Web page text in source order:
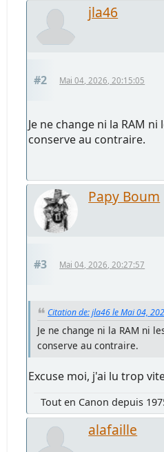
jla46
#2 Mai 04, 2026, 20:15:05
Je ne change ni la RAM ni
conserve au contraire.
Papy Boum
#3 Mai 04, 2026, 20:27:57
Citation de: jla46 le Mai 04,
Je ne change ni la RAM ni
conserve au contraire.
Excuse moi, j'ai lu trop
Tout en Canon depuis
alafaille